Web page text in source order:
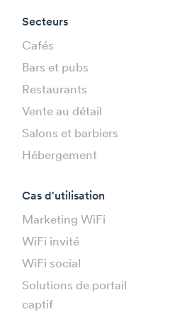
Secteurs
Cafés
Bars et pubs
Restaurants
Vente au détail
Salons et barbiers
Hébergement
Cas d'utilisation
Marketing WiFi
WiFi invité
WiFi social
Solutions de portail
captif